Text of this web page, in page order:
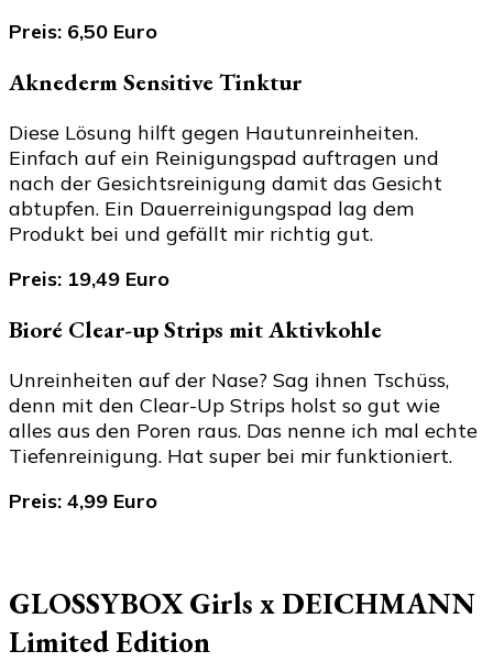
Preis: 6,50 Euro
Aknederm Sensitive Tinktur
Diese Lösung hilft gegen Hautunreinheiten.
Einfach auf ein Reinigungspad auftragen und
nach der Gesichtsreinigung damit das Gesicht
abtupfen. Ein Dauerreinigungspad lag dem
Produkt bei und gefällt mir richtig gut.
Preis: 19,49 Euro
Bioré Clear-up Strips mit Aktivkohle
Unreinheiten auf der Nase? Sag ihnen Tschüss,
denn mit den Clear-Up Strips holst so gut wie
alles aus den Poren raus. Das nenne ich mal echte
Tiefenreinigung. Hat super bei mir funktioniert.
Preis: 4,99 Euro
GLOSSYBOX Girls x DEICHMANN
Limited Edition